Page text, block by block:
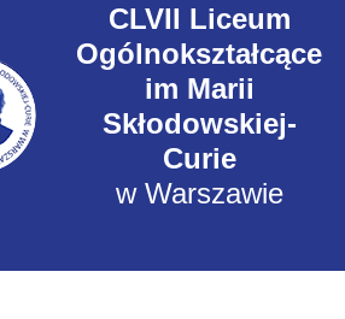
CLVII Liceum
Ogólnokształcące
im Marii
Skłodowskiej-
Curie
w Warszawie